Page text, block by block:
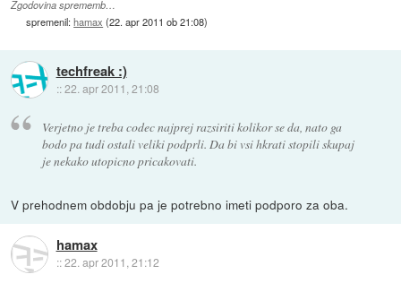
Zgodovina sprememb…
spremenil:hamax (22. apr 2011 ob 21:08)
techfreak :)
::22. apr 2011, 21:08
Verjetno je treba codec najprej razsiriti kolikor se da, nato ga
bodo pa tudi ostali veliki podprli. Da bi vsi hkrati stopili skupaj
je nekako utopicno pricakovati.
V prehodnem obdobju pa je potrebno imeti podporo za oba.
hamax
::22. apr 2011, 21:12